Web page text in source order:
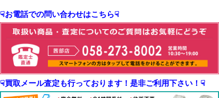
☟お電話での問い合わせはこちら☟
☟買取メール査定も行っております！是非ご利用下さい！☟